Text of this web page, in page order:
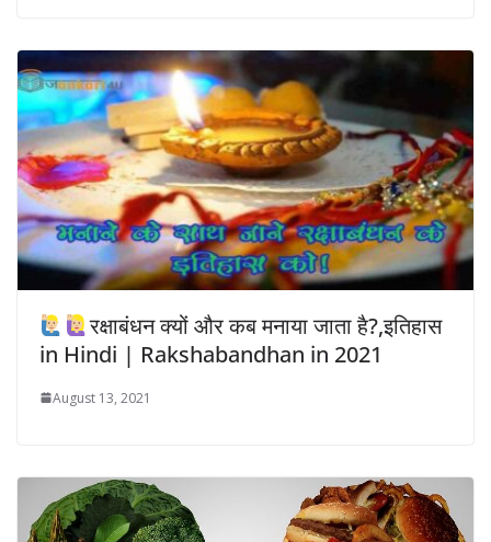
रक्षाबंधन क्यों और कब मनाया जाता है?,इतिहास
in Hindi | Rakshabandhan in 2021
August 13, 2021